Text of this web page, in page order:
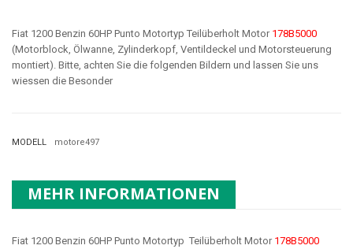
Fiat 1200 Benzin 60HP Punto Motortyp Teilüberholt Motor 178B5000
(Motorblock, Ölwanne, Zylinderkopf, Ventildeckel und Motorsteuerung
montiert). Bitte, achten Sie die folgenden Bildern und lassen Sie uns
wiessen die Besonder
MODELL motore497
MEHR INFORMATIONEN
Fiat 1200 Benzin 60HP Punto Motortyp Teilüberholt Motor 178B5000